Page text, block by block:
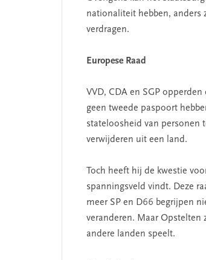
nationaliteit hebben, anders
verdragen.
Europese Raad
VVD, CDA en SGP
geen tweede paspoort
stateloosheid van
verwijderen uit een land.
Toch heeft hij de kwestie
spanningsveld vindt. Deze
meer SP en D66 begrijpen
veranderen. Maar Opstelten
andere landen speelt.